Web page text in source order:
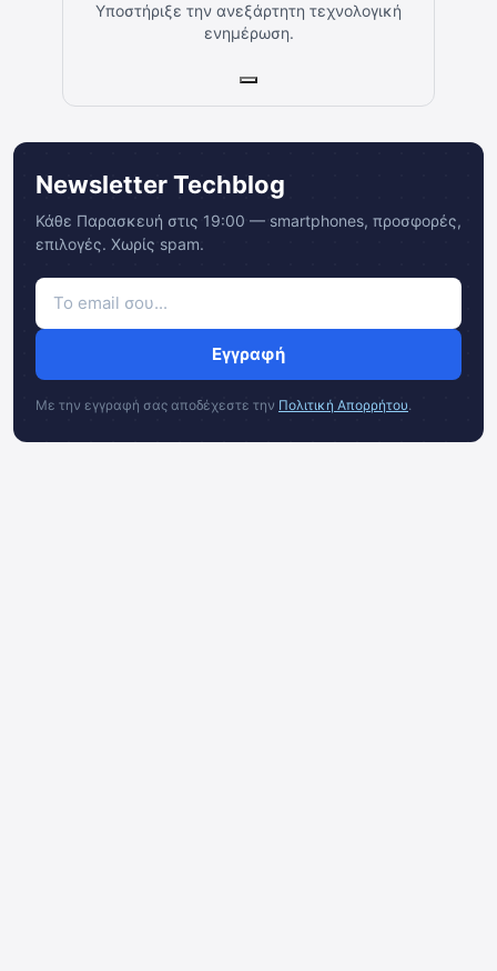
Υποστήριξε την ανεξάρτητη τεχνολογική
ενημέρωση.
Newsletter Techblog
Κάθε Παρασκευή στις 19:00 — smartphones, προσφορές,
επιλογές. Χωρίς spam.
Εγγραφή
Με την εγγραφή σας αποδέχεστε την Πολιτική Απορρήτου.